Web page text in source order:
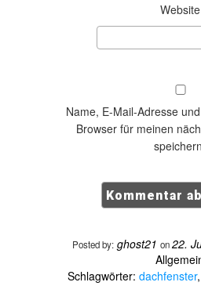
Website
Name, E-Mail-Adresse
Browser für meinen
Posted by: ghost21 on22.
Schlagwörter: dachfenster,